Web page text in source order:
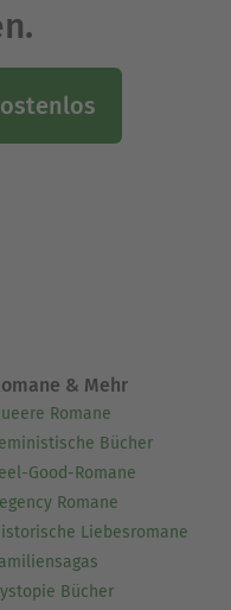
& Mehr
Romane
Bücher
Good-Romane
Romane
Liebesromane
Bücher